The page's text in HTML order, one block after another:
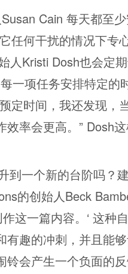
Cain 每天都至
任何干扰的情况下专
人Kristi Dosh也会定
一项任务安排特定的
定时间，我还发现，
率会更高。” Dosh这
到一个新的台阶吗？
的创始人Beck
这一篇内容。‘ 这种
趣的冲刺，并且能
会产生一个负面的